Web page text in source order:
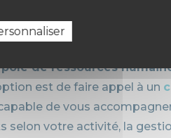
personnel demande du
pour une entreprise, qui
pôle de ressources
est de faire appel à un
de vous
selon votre activité, la